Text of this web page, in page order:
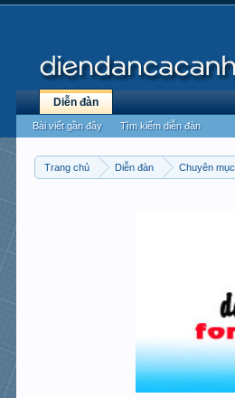
Trang chủ Diễn đàn Chuyên mục
Diễn đàn
Bài viết gần đây Tìm kiếm diễn đàn